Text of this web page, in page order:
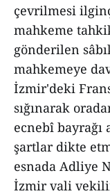
çevrilmesi
mahkeme
gönderilen
mahkemeye
İzmir'deki
sığınarak
ecnebî bayrağı
şartlar dikte
esnada Adliye
İzmir vali